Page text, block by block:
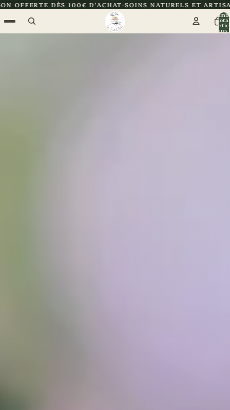
D'ACHAT SOINS NATURELS ET ARTISANAUX CERTIFIÉE
total
dans